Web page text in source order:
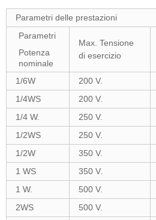
Parametri delle prestazioni
Parametri
Potenza
nominale
Max. Tensione
di esercizio
1/6W 200 V.
1/4WS
200 V.
1/4 W.
250 V.
1/2WS
250 V.
1/2W
350 V.
1 WS
350 V.
1 W.
500 V.
2WS
500 V.